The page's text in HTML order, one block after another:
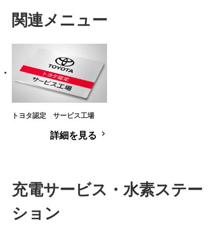
関連メニュー
トヨタ認定 サービス工場
詳細を見る
充電サービス・水素ステー
ション